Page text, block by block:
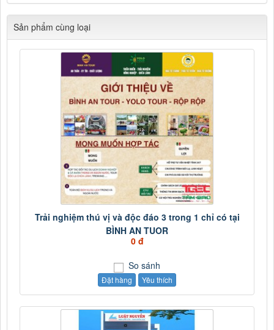
Sản phẩm cùng loại
Trải nghiệm thú vị và độc đáo 3 trong 1 chỉ có tại
BÌNH AN TUOR
0 đ
So sánh
Đặt hàng Yêu thích